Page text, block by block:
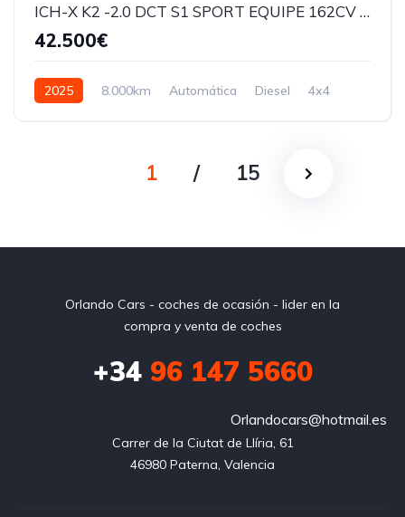
ICH-X K2 -2.0 DCT S1 SPORT EQUIPE 162CV AUTOMÁTICO
42.500€
2025 8.000km Automática Diesel 4x4
1 / 15
Orlando Cars - coches de ocasión - lider en la
compra y venta de coches
+3496 147 5660
Orlandocars@hotmail.es
Carrer de la Ciutat de Llíria, 61
46980 Paterna, Valencia